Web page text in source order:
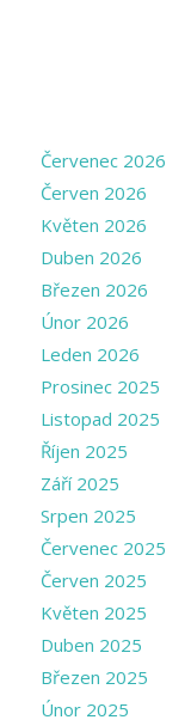
Červenec 2026
Červen 2026
Květen 2026
Duben 2026
Březen 2026
Únor 2026
Leden 2026
Prosinec 2025
Listopad 2025
Říjen 2025
Září 2025
Srpen 2025
Červenec 2025
Červen 2025
Květen 2025
Duben 2025
Březen 2025
Únor 2025